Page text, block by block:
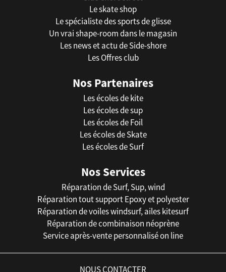
Le skate shop
Le spécialiste des sports de glisse
Un vrai shape-room dans le magasin
Les news et actu de Side-shore
Les Offres club
Nos Partenaires
Les écoles de kite
Les écoles de sup
Les écoles de Foil
Les écoles de Skate
Les écoles de Surf
Nos Services
Réparation de Surf, Sup, wind
Réparation tout support Epoxy et polyester
Réparation de voiles windsurf, ailes kitesurf
Réparation de combinaison néoprène
Service après-vente personnalisé on line
NOUS CONTACTER